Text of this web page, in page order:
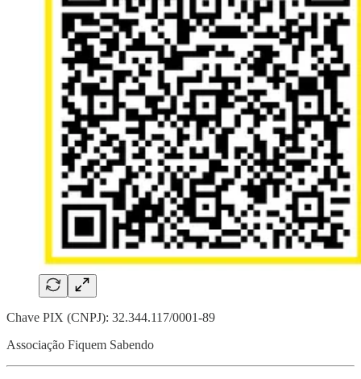
Chave PIX (CNPJ): 32.344.117/0001-89
Associação Fiquem Sabendo